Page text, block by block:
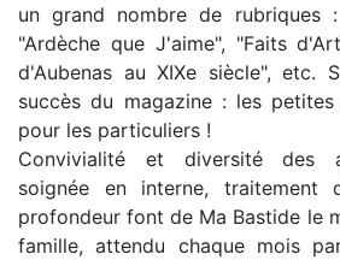
un grand nombre de rubriques :
"Ardèche que J'aime", "Faits
d'Aubenas au XIXe siècle", etc.
succès du magazine : les
pour les particuliers !
Convivialité et diversité des
soignée en interne, traitement
profondeur font de Ma Bastide le
famille, attendu chaque mois